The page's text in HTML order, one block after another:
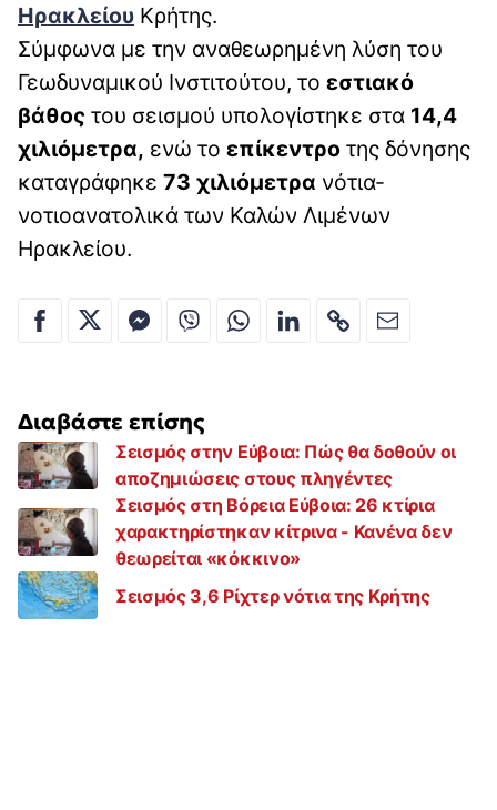
Ηρακλείου Κρήτης.
Σύμφωνα με την αναθεωρημένη λύση του
Γεωδυναμικού Ινστιτούτου, το εστιακό
βάθος του σεισμού υπολογίστηκε στα 14,4
χιλιόμετρα, ενώ το επίκεντρο της δόνησης
καταγράφηκε 73 χιλιόμετρα νότια-
νοτιοανατολικά των Καλών Λιμένων
Ηρακλείου.
Διαβάστε επίσης
Σεισμός στην Εύβοια: Πώς θα δοθούν οι
αποζημιώσεις στους πληγέντες
Σεισμός στη Βόρεια Εύβοια: 26 κτίρια
χαρακτηρίστηκαν κίτρινα - Κανένα δεν
θεωρείται «κόκκινο»
Σεισμός 3,6 Ρίχτερ νότια της Κρήτης